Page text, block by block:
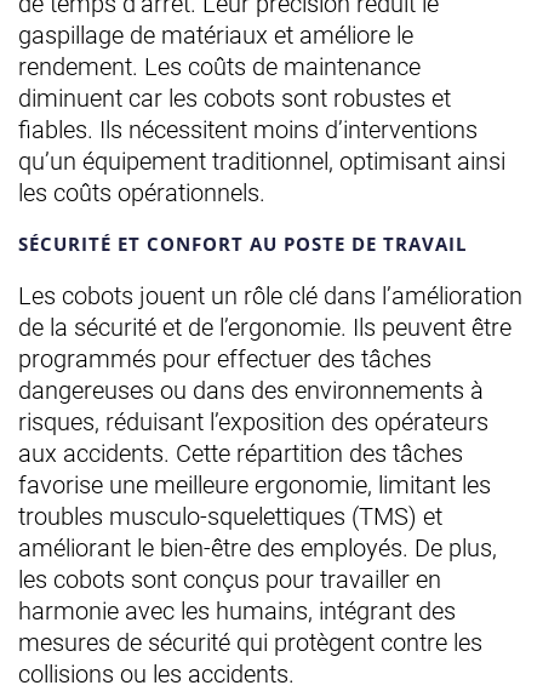
gaspillage de matériaux et améliore le
rendement. Les coûts de maintenance
diminuent car les cobots sont robustes et
fiables. Ils nécessitent moins d’interventions
qu’un équipement traditionnel, optimisant ainsi
les coûts opérationnels.
SÉCURITÉ ET CONFORT AU POSTE DE TRAVAIL
Les cobots jouent un rôle clé dans l’amélioration
de la sécurité et de l’ergonomie. Ils peuvent être
programmés pour effectuer des tâches
dangereuses ou dans des environnements à
risques, réduisant l’exposition des opérateurs
aux accidents. Cette répartition des tâches
favorise une meilleure ergonomie, limitant les
troubles musculo-squelettiques (TMS) et
améliorant le bien-être des employés. De plus,
les cobots sont conçus pour travailler en
harmonie avec les humains, intégrant des
mesures de sécurité qui protègent contre les
collisions ou les accidents.